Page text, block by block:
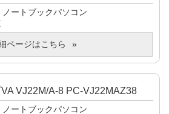
ノートブックパソコン
ページはこちら
VJ22M/A-8 PC-VJ22MAZ38
ノートブックパソコン